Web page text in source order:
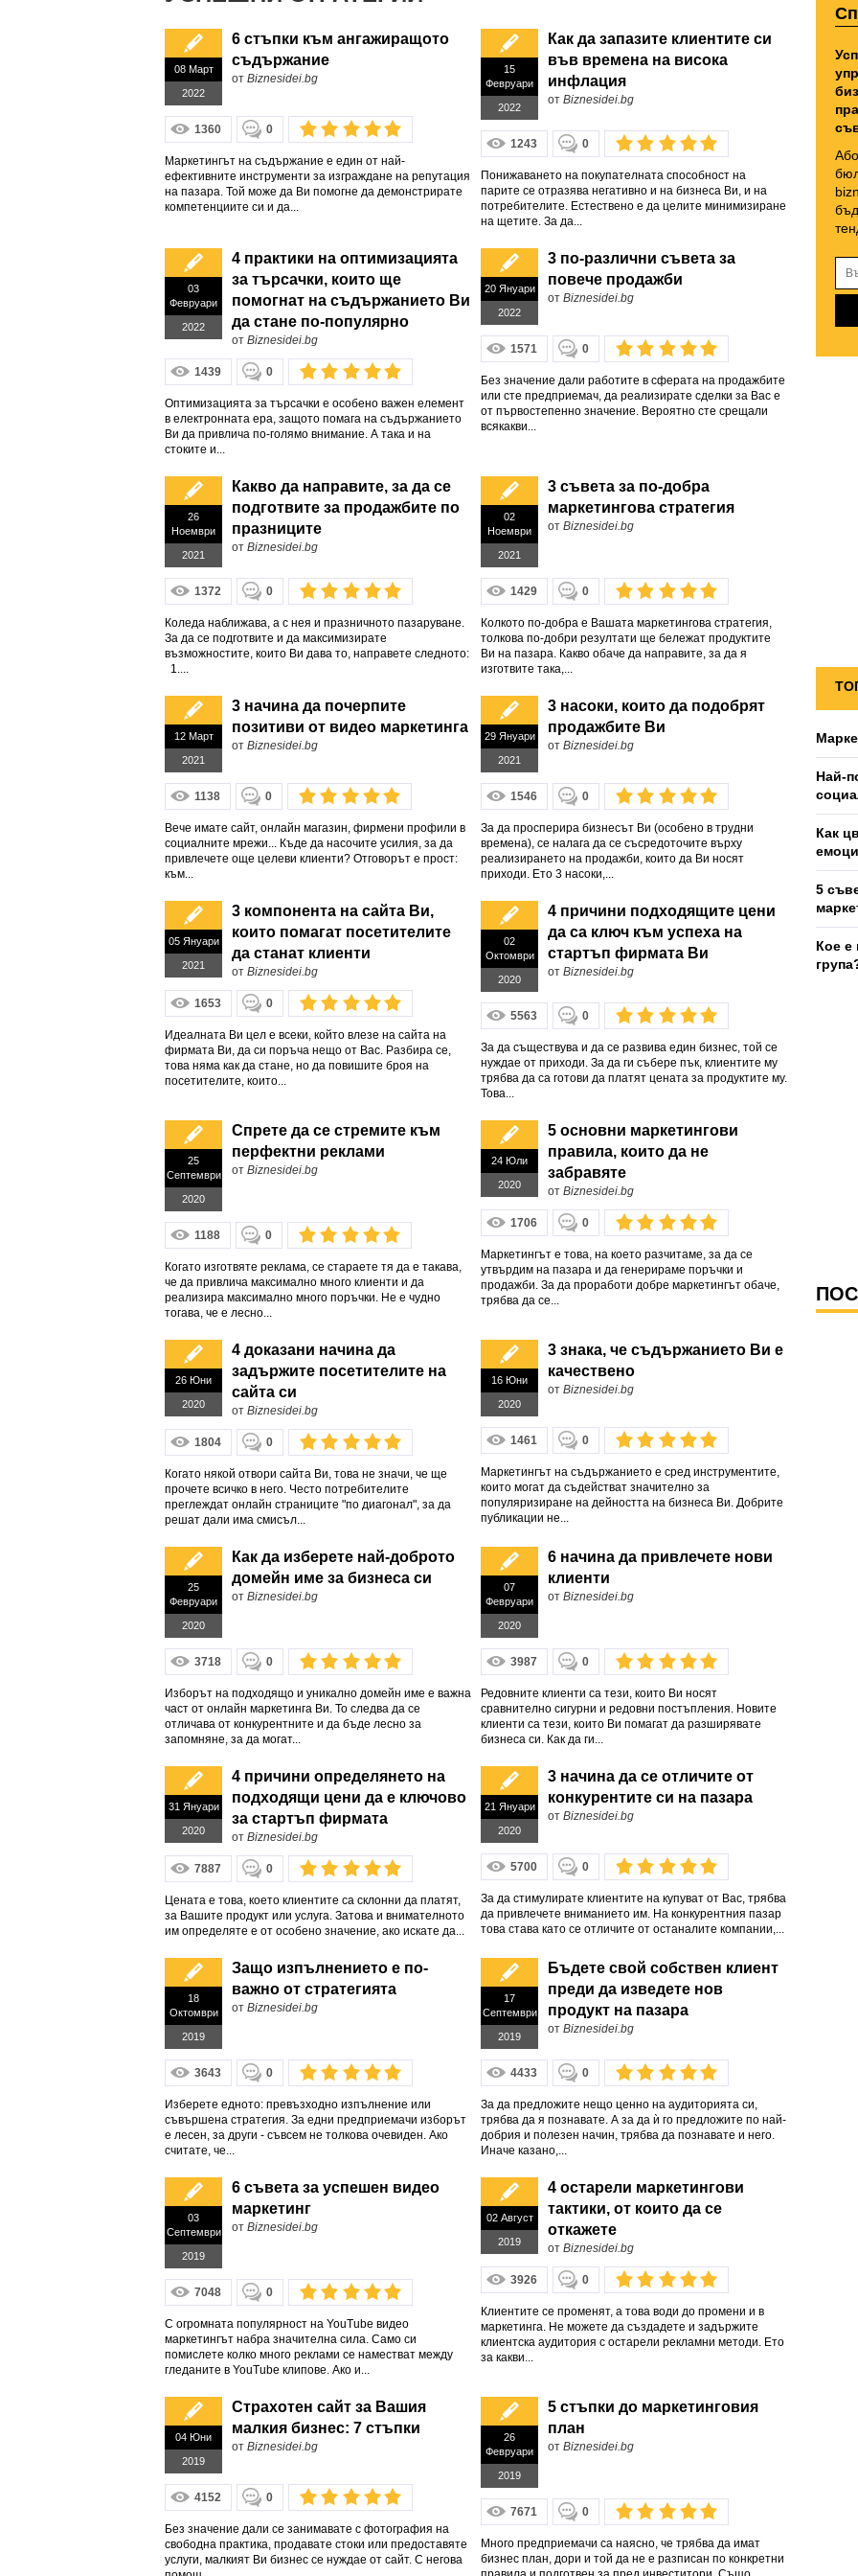
08 Март
2022
6 стъпки към ангажиращото
съдържание
от Biznesidei.bg
1360 0
Маркетингът на съдържание е един от най-
ефективните инструменти за изграждане на репутация
на пазара. Той може да Ви помогне да демонстрирате
компетенциите си и да...
15
Февруари
2022
Как да запазите клиентите си
във времена на висока
инфлация
от Biznesidei.bg
1243 0
Понижаването на покупателната способност на
парите се отразява негативно и на бизнеса Ви, и на
потребителите. Естествено е да целите минимизиране
на щетите. За да...
03
Февруари
2022
4 практики на оптимизацията
за търсачки, които ще
помогнат на съдържанието Ви
да стане по-популярно
от Biznesidei.bg
1439 0
Оптимизацията за търсачки е особено важен елемент
в електронната ера, защото помага на съдържанието
Ви да привлича по-голямо внимание. А така и на
стоките и...
20 Януари
2022
3 по-различни съвета за
повече продажби
от Biznesidei.bg
1571 0
Без значение дали работите в сферата на продажбите
или сте предприемач, да реализирате сделки за Вас е
от първостепенно значение. Вероятно сте срещали
всякакви...
26
Ноември
2021
Какво да направите, за да се
подготвите за продажбите по
празниците
от Biznesidei.bg
1372 0
Коледа наближава, а с нея и празничното пазаруване.
За да се подготвите и да максимизирате
възможностите, които Ви дава то, направете следното:
1....
02
Ноември
2021
3 съвета за по-добра
маркетингова стратегия
от Biznesidei.bg
1429 0
Колкото по-добра е Вашата маркетингова стратегия,
толкова по-добри резултати ще бележат продуктите
Ви на пазара. Какво обаче да направите, за да я
изготвите така,...
12 Март
2021
3 начина да почерпите
позитиви от видео маркетинга
от Biznesidei.bg
1138 0
Вече имате сайт, онлайн магазин, фирмени профили в
социалните мрежи... Къде да насочите усилия, за да
привлечете още целеви клиенти? Отговорът е прост:
към...
29 Януари
2021
3 насоки, които да подобрят
продажбите Ви
от Biznesidei.bg
1546 0
За да просперира бизнесът Ви (особено в трудни
времена), се налага да се съсредоточите върху
реализирането на продажби, които да Ви носят
приходи. Ето 3 насоки,...
05 Януари
2021
3 компонента на сайта Ви,
които помагат посетителите
да станат клиенти
от Biznesidei.bg
1653 0
Идеалната Ви цел е всеки, който влезе на сайта на
фирмата Ви, да си поръча нещо от Вас. Разбира се,
това няма как да стане, но да повишите броя на
посетителите, които...
02
Октомври
2020
4 причини подходящите цени
да са ключ към успеха на
стартъп фирмата Ви
от Biznesidei.bg
5563 0
За да съществува и да се развива един бизнес, той се
нуждае от приходи. За да ги събере пък, клиентите му
трябва да са готови да платят цената за продуктите му.
Това...
25
Септември
2020
Спрете да се стремите към
перфектни реклами
от Biznesidei.bg
1188 0
Когато изготвяте реклама, се стараете тя да е такава,
че да привлича максимално много клиенти и да
реализира максимално много поръчки. Не е чудно
тогава, че е лесно...
24 Юли
2020
5 основни маркетингови
правила, които да не
забравяте
от Biznesidei.bg
1706 0
Маркетингът е това, на което разчитаме, за да се
утвърдим на пазара и да генерираме поръчки и
продажби. За да проработи добре маркетингът обаче,
трябва да се...
26 Юни
2020
4 доказани начина да
задържите посетителите на
сайта си
от Biznesidei.bg
1804 0
Когато някой отвори сайта Ви, това не значи, че ще
прочете всичко в него. Често потребителите
преглеждат онлайн страниците "по диагонал", за да
решат дали има смисъл...
16 Юни
2020
3 знака, че съдържанието Ви е
качествено
от Biznesidei.bg
1461 0
Маркетингът на съдържанието е сред инструментите,
които могат да съдействат значително за
популяризиране на дейността на бизнеса Ви. Добрите
публикации не...
25
Февруари
2020
Как да изберете най-доброто
домейн име за бизнеса си
от Biznesidei.bg
3718 0
Изборът на подходящо и уникално домейн име е важна
част от онлайн маркетинга Ви. То следва да се
отличава от конкурентните и да бъде лесно за
запомняне, за да могат...
07
Февруари
2020
6 начина да привлечете нови
клиенти
от Biznesidei.bg
3987 0
Редовните клиенти са тези, които Ви носят
сравнително сигурни и редовни постъпления. Новите
клиенти са тези, които Ви помагат да разширявате
бизнеса си. Как да ги...
31 Януари
2020
4 причини определянето на
подходящи цени да е ключово
за стартъп фирмата
от Biznesidei.bg
7887 0
Цената е това, което клиентите са склонни да платят,
за Вашите продукт или услуга. Затова и внимателното
им определяте е от особено значение, ако искате да...
21 Януари
2020
3 начина да се отличите от
конкурентите си на пазара
от Biznesidei.bg
5700 0
За да стимулирате клиентите на купуват от Вас, трябва
да привлечете вниманието им. На конкурентния пазар
това става като се отличите от останалите компании,...
18
Октомври
2019
Защо изпълнението е по-
важно от стратегията
от Biznesidei.bg
3643 0
Изберете едното: превъзходно изпълнение или
съвършена стратегия. За едни предприемачи изборът
е лесен, за други - съвсем не толкова очевиден. Ако
считате, че...
17
Септември
2019
Бъдете свой собствен клиент
преди да изведете нов
продукт на пазара
от Biznesidei.bg
4433 0
За да предложите нещо ценно на аудиторията си,
трябва да я познавате. А за да ѝ го предложите по най-
добрия и полезен начин, трябва да познавате и него.
Иначе казано,...
03
Септември
2019
6 съвета за успешен видео
маркетинг
от Biznesidei.bg
7048 0
С огромната популярност на YouTube видео
маркетингът набра значителна сила. Само си
помислете колко много реклами се наместват между
гледаните в YouTube клипове. Ако и...
02 Август
2019
4 остарели маркетингови
тактики, от които да се
откажете
от Biznesidei.bg
3926 0
Клиентите се променят, а това води до промени и в
маркетинга. Не можете да създадете и задържите
клиентска аудитория с остарели рекламни методи. Ето
за какви...
04 Юни
2019
Страхотен сайт за Вашия
малкия бизнес: 7 стъпки
от Biznesidei.bg
4152 0
Без значение дали се занимавате с фотография на
свободна практика, продавате стоки или предоставяте
услуги, малкият Ви бизнес се нуждае от сайт. С негова
26
Февруари
2019
5 стъпки до маркетинговия
план
от Biznesidei.bg
7671 0
Много предприемачи са наясно, че трябва да имат
бизнес план, дори и той да не е разписан по конкретни
Най-
Как
5
Кое е